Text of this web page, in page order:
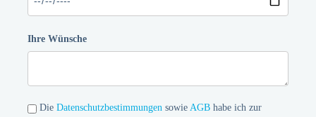
Ihre Wünsche
Die Datenschutzbestimmungensowie AGBhabe ich zur